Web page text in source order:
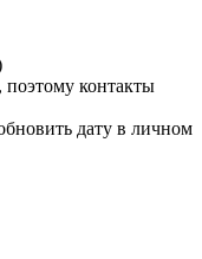
поэтому контакты
дату в личном